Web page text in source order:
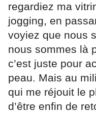
regardiez ma
jogging, en
voyiez que nous
nous sommes là
c’est juste pour
peau. Mais au
qui me réjouit le
d’être enfin de